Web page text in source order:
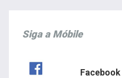
Siga a Móbile
Facebook